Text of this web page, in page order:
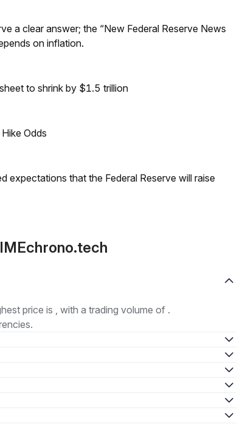
a clear answer; the “New Federal Reserve News
on inflation.
to shrink by $1.5 trillion
Odds
expectations that the Federal Reserve will raise
price is , with a trading volume of .